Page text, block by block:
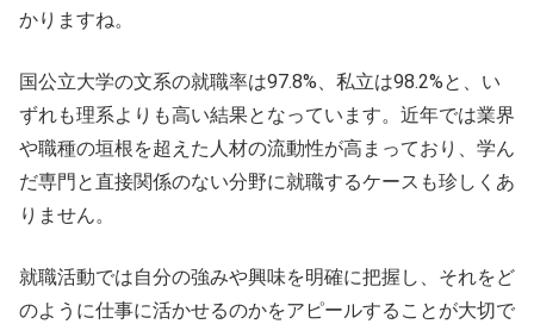
かりますね。
国公立大学の文系の就職率は97.8%、私立は98.2%と、い
ずれも理系よりも高い結果となっています。近年では業界
や職種の垣根を超えた人材の流動性が高まっており、学ん
だ専門と直接関係のない分野に就職するケースも珍しくあ
りません。
就職活動では自分の強みや興味を明確に把握し、それをど
のように仕事に活かせるのかをアピールすることが大切で